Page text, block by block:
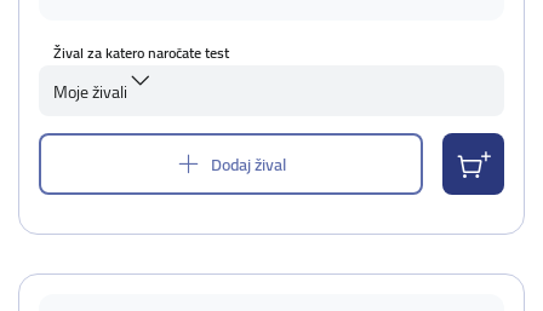
Žival za katero naročate test
Moje živali
Dodaj žival